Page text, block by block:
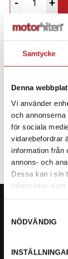
Samtycke
Denna
Vi använder
och
för sociala
vidarebefordrar
information från
annons- och
Dessa kan i sin
information
NÖDVÄNDIG
- +
Reservdel till
Ångra mitt köp